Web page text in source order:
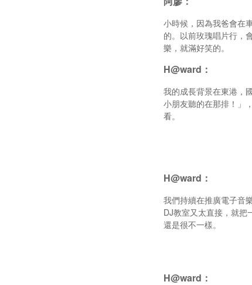
小時候，因為我爸會在
的。以前玫瑰唱片行，
樂，就滿好笑的。
H@ward：
我的成長背景在東港，
小朋友聽的在那排！」
看。
H@ward：
我們持續在推廣電子音
DJ教室又太直接，就把
還是很不一樣。
H@ward：